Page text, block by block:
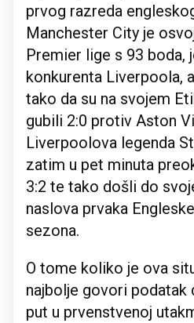
prvog razreda
Manchester City je
Premier lige s 93 boda,
konkurenta Liverpoola,
tako da su na svojem
gubili 2:0 protiv Aston
Liverpoolova legenda
zatim u pet minuta
3:2 te tako došli do
naslova prvaka
sezona.
O tome koliko je ova
najbolje govori podatak
put u prvenstvenoj